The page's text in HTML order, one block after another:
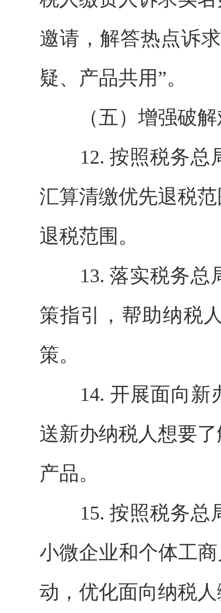
邀请，解答热点诉
疑、产品共用”。
（五）增强破解
12. 按照税务总
汇算清缴优先退税
退税范围。
13. 落实税务总
策指引，帮助纳税
策。
14. 开展面向新办
送新办纳税人想要
产品。
15. 按照税务总
小微企业和个体工
动，优化面向纳税